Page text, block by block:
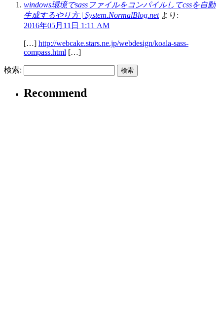
windows環境でsassファイルをコンパイルしてcssを自動
生成するやり方 | System.NormalBlog.net より:
2016年05月11日 1:11 AM
[…] http://webcake.stars.ne.jp/webdesign/koala-sass-
compass.html […]
検索:
Recommend